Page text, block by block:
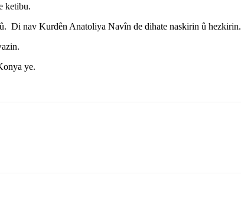
ketibu.
Di nav Kurdên Anatoliya Navîn de dihate naskirin û hezkirin.
ye.